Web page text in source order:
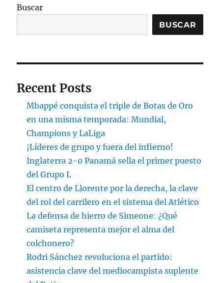
Buscar
BUSCAR
Recent Posts
Mbappé conquista el triple de Botas de Oro
en una misma temporada: Mundial,
Champions y LaLiga
¡Líderes de grupo y fuera del infierno!
Inglaterra 2-0 Panamá sella el primer puesto
del Grupo L
El centro de Llorente por la derecha, la clave
del rol del carrilero en el sistema del Atlético
La defensa de hierro de Simeone: ¿Qué
camiseta representa mejor el alma del
colchonero?
Rodri Sánchez revoluciona el partido:
asistencia clave del mediocampista suplente